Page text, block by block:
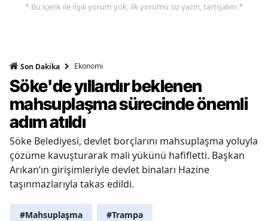
* Bu içerik ile ilgili yorum yok, ilk yorumu siz yazın, tartışalım *
Son Dakika Ekonomi
Söke'de yıllardır beklenen
mahsuplaşma sürecinde önemli
adım atıldı
Söke Belediyesi, devlet borçlarını mahsuplaşma yoluyla
çözüme kavuşturarak mali yükünü hafifletti. Başkan
Arıkan’ın girişimleriyle devlet binaları Hazine
taşınmazlarıyla takas edildi.
#Mahsuplaşma #Trampa